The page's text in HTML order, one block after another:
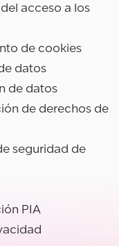
acceso a los
de cookies
datos
de datos
de derechos de
seguridad de
PIA